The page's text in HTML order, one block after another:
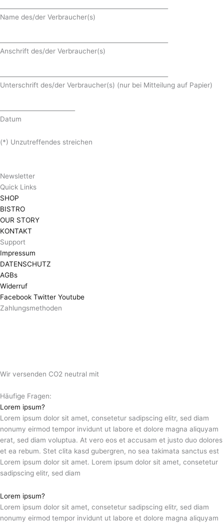
Name des/der Verbraucher(s)
Anschrift des/der Verbraucher(s)
Unterschrift des/der Verbraucher(s) (nur bei Mitteilung auf Papier)
Datum
(*) Unzutreffendes streichen
Newsletter
Quick Links
SHOP
BISTRO
OUR STORY
KONTAKT
Support
Impressum
DATENSCHUTZ
AGBs
Widerruf
Facebook Twitter Youtube
Zahlungsmethoden
Wir versenden CO2 neutral mit
Häufige Fragen:
Lorem ipsum?
Lorem ipsum dolor sit amet, consetetur sadipscing elitr, sed diam
nonumy eirmod tempor invidunt ut labore et dolore magna aliquyam
erat, sed diam voluptua. At vero eos et accusam et justo duo dolores
et ea rebum. Stet clita kasd gubergren, no sea takimata sanctus est
Lorem ipsum dolor sit amet. Lorem ipsum dolor sit amet, consetetur
sadipscing elitr, sed diam
Lorem ipsum?
Lorem ipsum dolor sit amet, consetetur sadipscing elitr, sed diam
nonumy eirmod tempor invidunt ut labore et dolore magna aliquyam